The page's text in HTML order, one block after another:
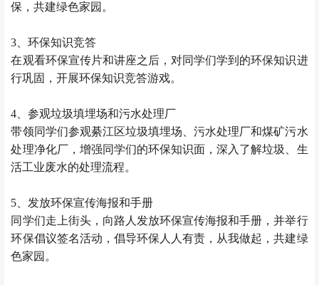
保，共建绿色家园。
3、环保知识竞答
在观看环保宣传片和讲座之后，对同学们学到的环保知识进
行巩固，开展环保知识竞答游戏。
4、参观垃圾填埋场和污水处理厂
带领同学们参观綦江区垃圾填埋场、污水处理厂和煤矿污水
处理净化厂，增强同学们的环保知识面，深入了解垃圾、生
活工业废水的处理流程。
5、发放环保宣传海报和手册
同学们走上街头，向路人发放环保宣传海报和手册，并举行
环保倡议签名活动，倡导环保人人有责，从我做起，共建绿
色家园。